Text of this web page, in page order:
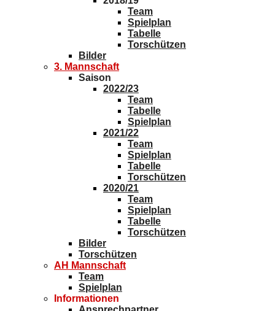
Team
Spielplan
Tabelle
Torschützen
Bilder
3. Mannschaft
Saison
2022/23
Team
Tabelle
Spielplan
2021/22
Team
Spielplan
Tabelle
Torschützen
2020/21
Team
Spielplan
Tabelle
Torschützen
Bilder
Torschützen
AH Mannschaft
Team
Spielplan
Informationen